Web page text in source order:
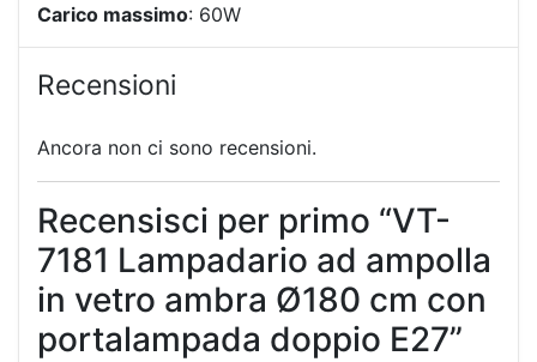
Carico massimo: 60W
Recensioni
Ancora non ci sono recensioni.
Recensisci per primo “VT-
7181 Lampadario ad ampolla
in vetro ambra Ø180 cm con
portalampada doppio E27”